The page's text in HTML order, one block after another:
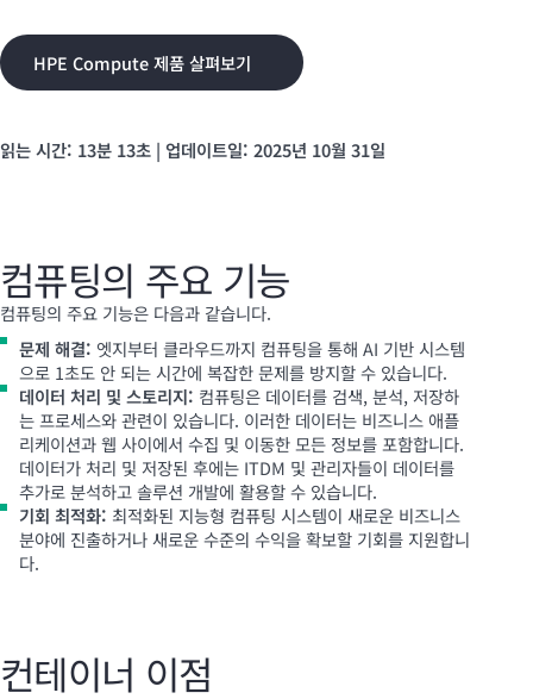
HPE Compute 제품 살펴보기
읽는 시간: 13분 13초 | 업데이트일: 2025년 10월 31일
컴퓨팅의 주요 기능
컴퓨팅의 주요 기능은 다음과 같습니다.
문제 해결: 엣지부터 클라우드까지 컴퓨팅을 통해 AI 기반 시스템
으로 1초도 안 되는 시간에 복잡한 문제를 방지할 수 있습니다.
데이터 처리 및 스토리지: 컴퓨팅은 데이터를 검색, 분석, 저장하
는 프로세스와 관련이 있습니다. 이러한 데이터는 비즈니스 애플
리케이션과 웹 사이에서 수집 및 이동한 모든 정보를 포함합니다.
데이터가 처리 및 저장된 후에는 ITDM 및 관리자들이 데이터를
추가로 분석하고 솔루션 개발에 활용할 수 있습니다.
기회 최적화: 최적화된 지능형 컴퓨팅 시스템이 새로운 비즈니스
분야에 진출하거나 새로운 수준의 수익을 확보할 기회를 지원합니
다.
컨테이너 이점